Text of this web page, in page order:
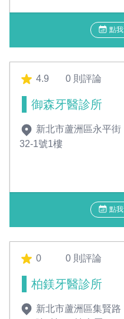
點
4.9 0 則評論
御森牙醫診所
新北市蘆洲區永平街
32-1號1樓
點
0 0 則評論
柏鎂牙醫診所
新北市蘆洲區集賢路